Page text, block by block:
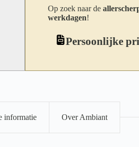
Op zoek naar de
werkdagen!
Persoonlijke
informatie Over Ambiant